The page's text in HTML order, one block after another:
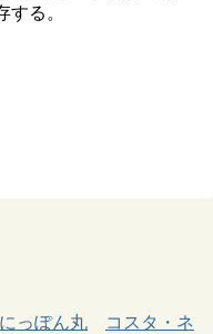
る。
にっぽん丸
コスタ・ネ